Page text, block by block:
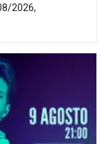
2026,